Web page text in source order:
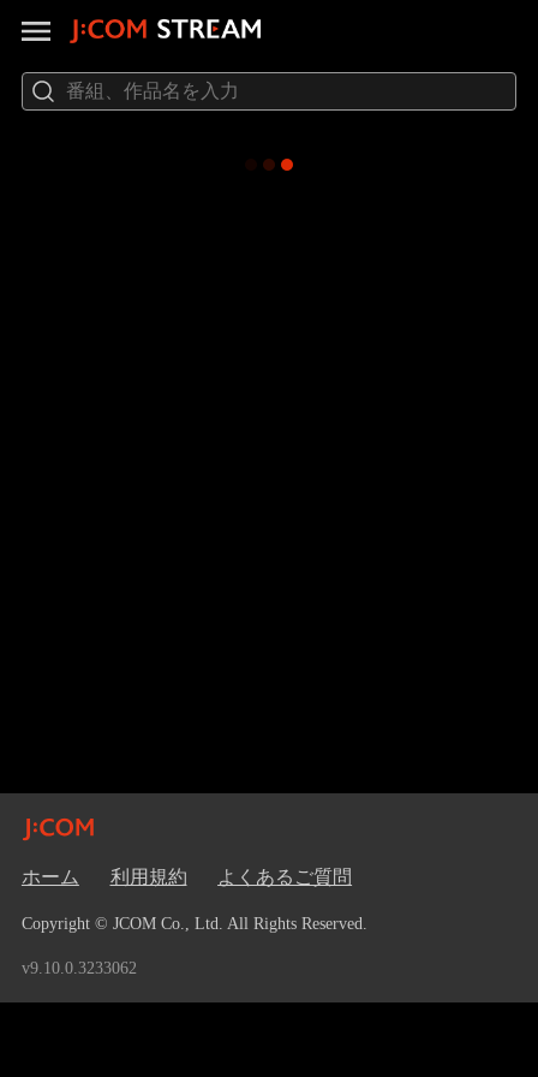
ホーム 利用規約 よくあるご質問
Copyright © JCOM Co., Ltd. All Rights Reserved.
v9.10.0.3233062